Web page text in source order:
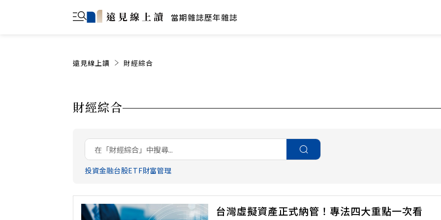
當期雜誌歷年雜誌
遠見線上讀 財經綜合
財經綜合
投資金融台股ETF財富管理
台灣虛擬資產正式納管！專法四大重點一次看